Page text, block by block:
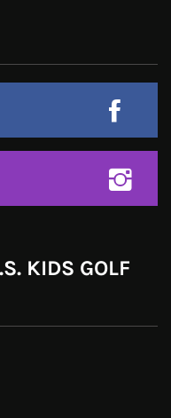
KIDS GOLF